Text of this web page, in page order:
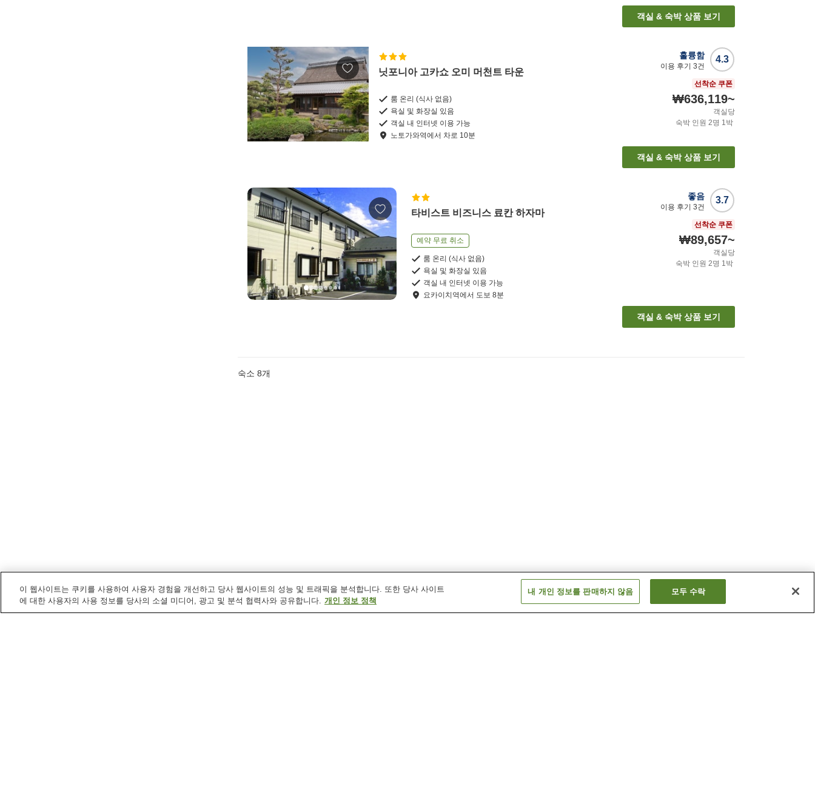
객실 & 숙박 상품 보기
닛포니아 고카쇼 오미 머천트 타운
룸 온리 (식사 없음)
욕실 및 화장실 있음
객실 내 인터넷 이용 가능
노토가와역에서 차로 10분
4.3
훌륭함
이용 후기 3건
선착순 쿠폰
₩636,119~
객실당
숙박 인원 2명 1박
객실 & 숙박 상품 보기
타비스트 비즈니스 료칸 하자마
예약 무료 취소
룸 온리 (식사 없음)
욕실 및 화장실 있음
객실 내 인터넷 이용 가능
요카이치역에서 도보 8분
3.7
좋음
이용 후기 3건
선착순 쿠폰
₩89,657~
객실당
숙박 인원 2명 1박
객실 & 숙박 상품 보기
숙소 8개
이 웹사이트는 쿠키를 사용하여 사용자 경험을 개선하고 당사 웹사이트의 성능 및 트래픽을 분석합니다. 또한 당사 사이트
에 대한 사용자의 사용 정보를 당사의 소셜 미디어, 광고 및 분석 협력사와 공유합니다. 개인 정보 정책
내 개인 정보를 판매하지 않음 모두 수락